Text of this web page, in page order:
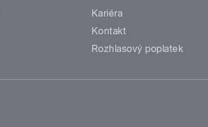
Kariéra
Kontakt
Rozhlasový poplatek